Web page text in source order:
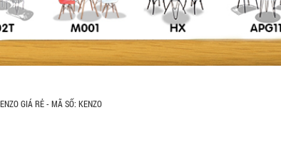
GIÁ RẺ - MÃ SỐ: KENZO